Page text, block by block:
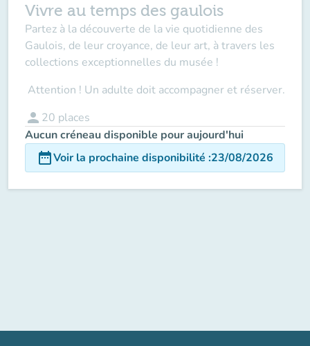
Vivre au temps des gaulois
Partez à la découverte de la vie quotidienne des
Gaulois, de leur croyance, de leur art, à travers les
collections exceptionnelles du musée !
Attention ! Un adulte doit accompagner et réserver.
person 20 places
Aucun créneau disponible pour aujourd'hui
date_rangeVoir la prochaine disponibilité :23/08/2026